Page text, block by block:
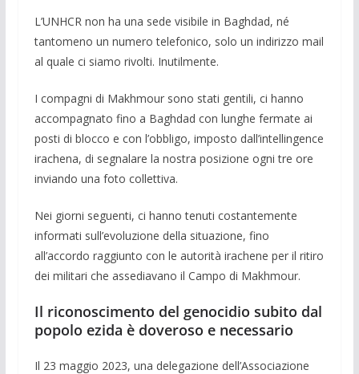
L’UNHCR non ha una sede visibile in Baghdad, né
tantomeno un numero telefonico, solo un indirizzo mail
al quale ci siamo rivolti. Inutilmente.
I compagni di Makhmour sono stati gentili, ci hanno
accompa­gnato fino a Baghdad con lunghe fermate ai
posti di blocco e con l’obbligo, imposto dall’intellingence
irachena, di segnalare la nostra posizione ogni tre ore
inviando una foto collettiva.
Nei giorni seguenti, ci hanno tenuti costantemente
informati sull’evoluzione della situazione, fino
all’accordo raggiunto con le autorità irachene per il ritiro
dei militari che assediavano il Campo di Makhmour.
Il riconoscimento del genocidio subito dal
popolo ezida è doveroso e necessario
Il 23 maggio 2023, una delegazione dell’Associazione